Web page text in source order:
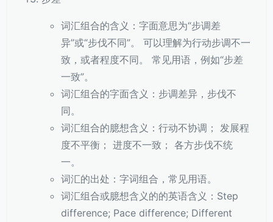
词汇组合的含义：字面意思为“步调差
异”或“步伐不同”。 可以理解为行动步调不一
致，或者程度不同。 常见用语，例如“步差
一致”。
词汇组合的字面含义：步调差异，步伐不
同。
词汇组合的臆想含义：行动不协调； 发展程
度不平衡； 进度不一致； 各方步伐不统
一。
词汇的出处：字词组合，常见用语。
词汇组合或臆想含义的的英语含义：Step
difference; Pace difference; Different